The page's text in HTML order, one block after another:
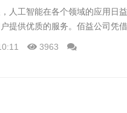
人工智能在各个领域的应用日
提供优质的服务。佰益公司凭
3963